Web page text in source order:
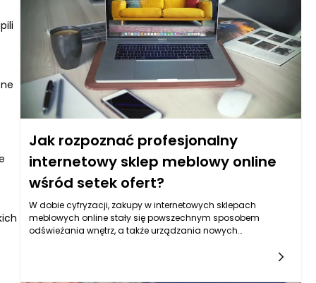
Jak rozpoznać profesjonalny
internetowy sklep meblowy online
wśród setek ofert?
W dobie cyfryzacji, zakupy w internetowych sklepach
meblowych online stały się powszechnym sposobem
odświeżania wnętrz, a także urządzania nowych
jest odróżnić profesjonalne sklepy od tych, które nie spełniają